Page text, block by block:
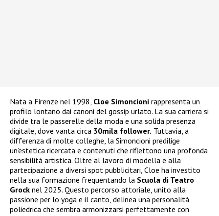
Nata a Firenze nel 1998, Cloe Simoncioni rappresenta un
profilo lontano dai canoni del gossip urlato. La sua carriera si
divide tra le passerelle della moda e una solida presenza
digitale, dove vanta circa 30mila follower. Tuttavia, a
differenza di molte colleghe, la Simoncioni predilige
un’estetica ricercata e contenuti che riflettono una profonda
sensibilità artistica. Oltre al lavoro di modella e alla
partecipazione a diversi spot pubblicitari, Cloe ha investito
nella sua formazione frequentando la Scuola di Teatro
Grock nel 2025. Questo percorso attoriale, unito alla
passione per lo yoga e il canto, delinea una personalità
poliedrica che sembra armonizzarsi perfettamente con